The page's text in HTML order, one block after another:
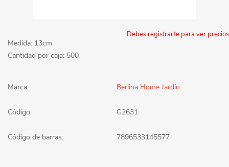
Debes registrarte para ver precios
Medida: 13cm
Cantidad por caja: 500
Marca: Berlina Home Jardín
Código: G2631
Código de barras: 7896533145577